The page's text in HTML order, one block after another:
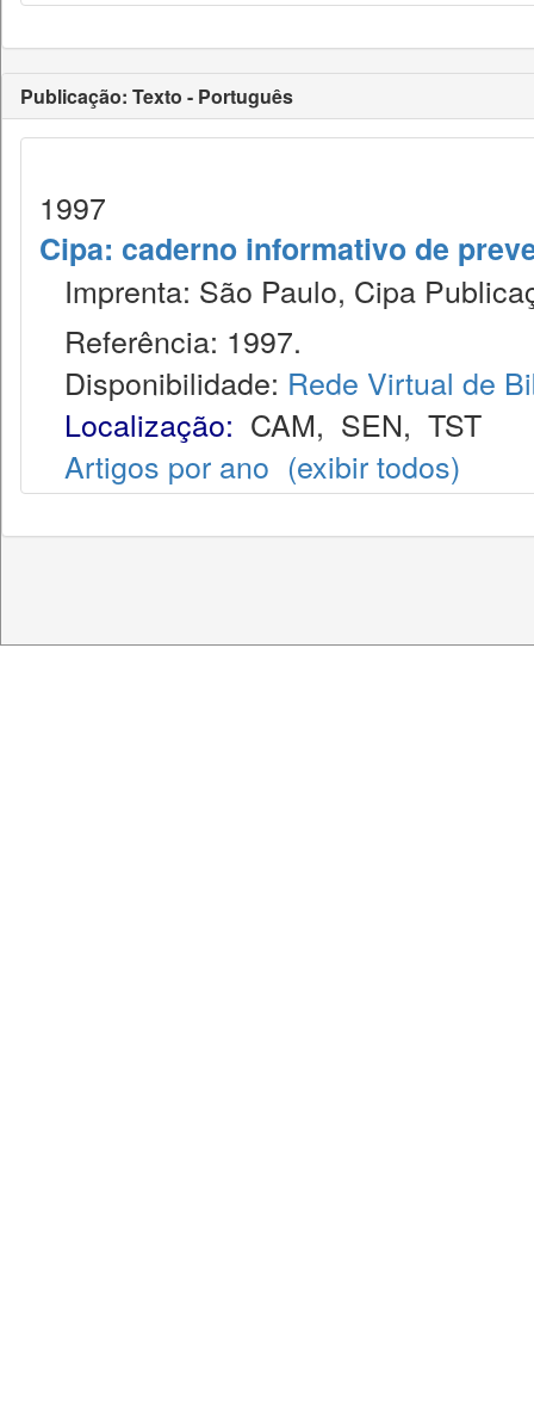
Publicação: Texto - Português
1997
Cipa: caderno informativo de
Imprenta: São Paulo, Cipa
Referência: 1997.
Disponibilidade: Rede Virtual de
Localização: CAM, SEN, TST
Artigos por ano (exibir todos)